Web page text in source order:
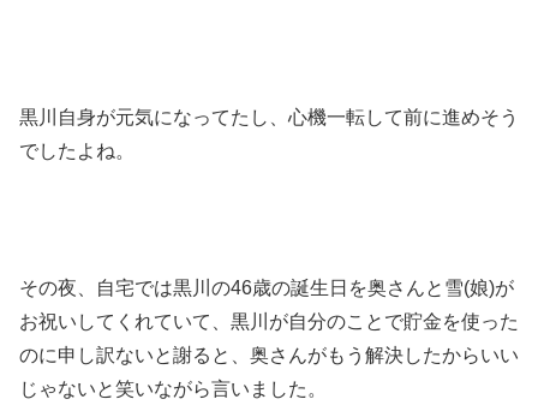
黒川自身が元気になってたし、心機一転して前に進めそう
でしたよね。
その夜、自宅では黒川の46歳の誕生日を奥さんと雪(娘)が
お祝いしてくれていて、黒川が自分のことで貯金を使った
のに申し訳ないと謝ると、奥さんがもう解決したからいい
じゃないと笑いながら言いました。